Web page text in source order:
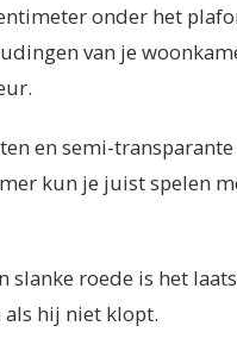
onder het
van je
en semi-
kun je juist spelen
roede is het
als hij niet klopt.